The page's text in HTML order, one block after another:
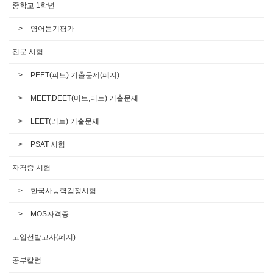
중학교 1학년
영어듣기평가
전문 시험
PEET(피트) 기출문제(폐지)
MEET,DEET(미트,디트) 기출문제
LEET(리트) 기출문제
PSAT 시험
자격증 시험
한국사능력검정시험
MOS자격증
고입선발고사(폐지)
공부칼럼